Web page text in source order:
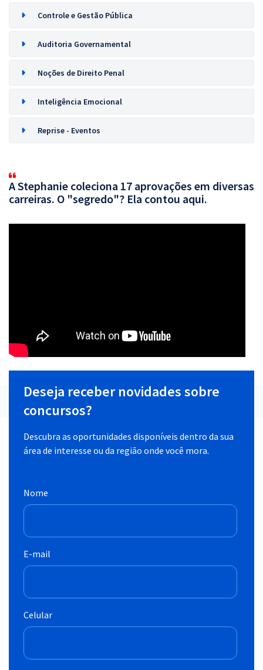
Controle e Gestão Pública
Auditoria Governamental
Noções de Direito Penal
Inteligência Emocional
Reprise - Eventos
A Stephanie coleciona 17 aprovações em diversas
carreiras. O "segredo"? Ela contou aqui.
Deseja receber novidades sobre
concursos?
Descubra as oportunidades disponíveis dentro da sua
área de interesse ou da região onde você mora.
Nome
E-mail
Celular